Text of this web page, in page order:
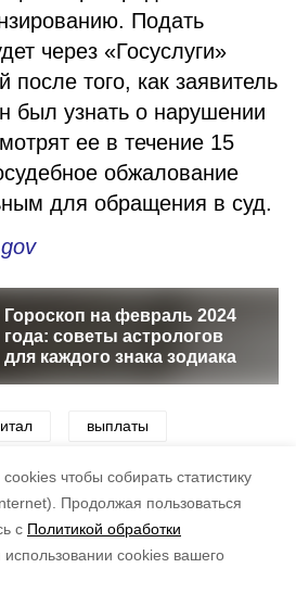
чтобы собирать статистику
Продолжая пользоваться
с Политикой обработки
использовании cookies вашего
Подать
через «Госуслуги»
после того, как заявитель
был узнать о нарушении
ее в течение 15
обжалование
для обращения в суд.
Гороскоп на февраль 2024
года: советы астрологов
для каждого знака зодиака
выплаты
егрн мфо